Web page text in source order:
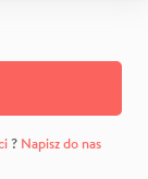
? Napisz do nas